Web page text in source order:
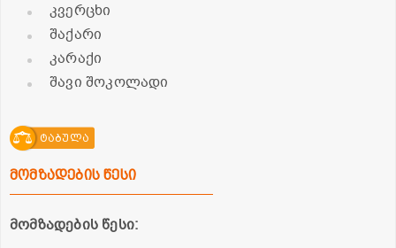
კვერცხი
შაქარი
კარაქი
შავი შოკოლადი
ტაბულა
მომზადების წესი
მომზადების წესი: